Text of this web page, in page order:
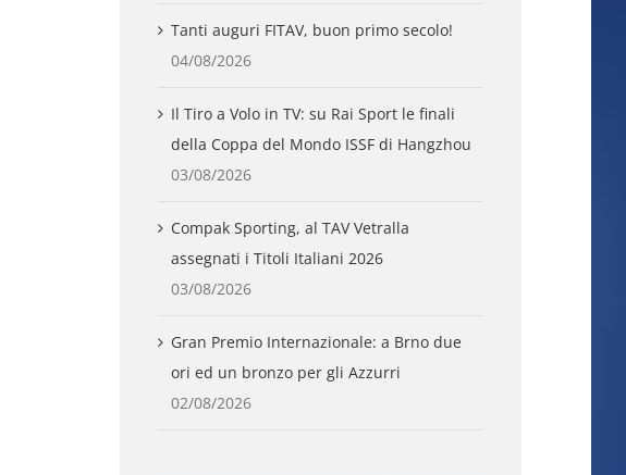
Tanti auguri FITAV, buon primo secolo!
04/08/2026
Il Tiro a Volo in TV: su Rai Sport le finali
della Coppa del Mondo ISSF di Hangzhou
03/08/2026
Compak Sporting, al TAV Vetralla
assegnati i Titoli Italiani 2026
03/08/2026
Gran Premio Internazionale: a Brno due
ori ed un bronzo per gli Azzurri
02/08/2026